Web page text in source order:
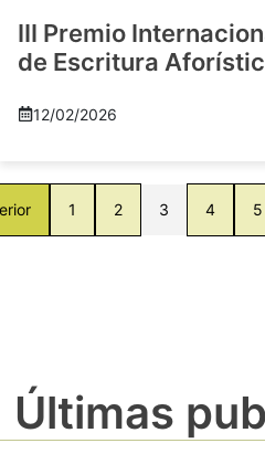
III Premio
de Escritura
12/02/2026
1 2 3 4 5
Últimas